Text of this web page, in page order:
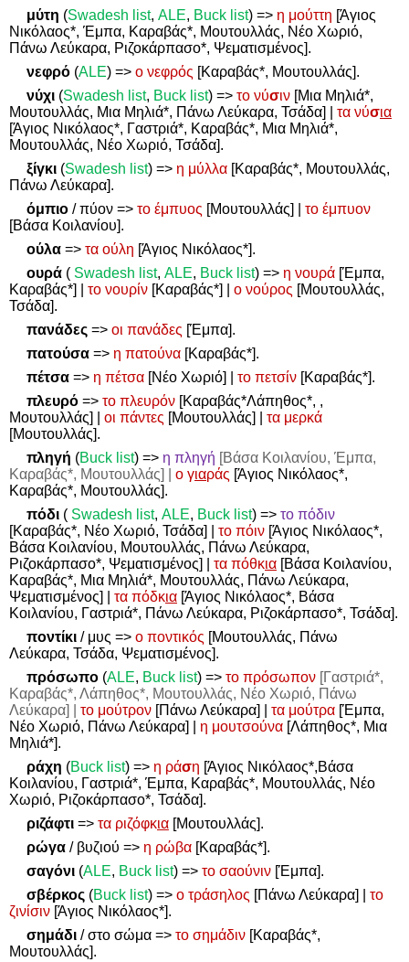
μύτη (Swadesh list, ALE, Buck list)=> η μούττη [Άγιος
Νικόλαος*, Έμπα, Καραβάς*, Μουτουλλάς, Νέο Χωριό,
Πάνω Λεύκαρα, Ριζοκάρπασο*, Ψεματισμένος].
νεφρό(ALE)=> ο νεφρός [Καραβάς*, Μουτουλλάς].
νύχι(Swadesh list, Buck list)=> το νύσιν [Μια Μηλιά*,
Μουτουλλάς, Μια Μηλιά*, Πάνω Λεύκαρα, Τσάδα] | τα νύσια
[Άγιος Νικόλαος*, Γαστριά*, Καραβάς*, Μια Μηλιά*,
Μουτουλλάς, Νέο Χωριό, Τσάδα].
ξίγκι(Swadesh list)=> η μύλλα [Καραβάς*, Μουτουλλάς,
Πάνω Λεύκαρα].
όμπιο/ πύον=> το έμπυος [Μουτουλλάς] | το έμπυον
[Βάσα Κοιλανίου].
ούλα=> τα ούλη [Άγιος Νικόλαος*].
ουρά( Swadesh list, ALE, Buck list)=> η νουρά[Έμπα,
Καραβάς*] | το νουρίν [Καραβάς*] | ο νούρος [Μουτουλλάς,
Τσάδα].
πανάδες=> οι πανάδες [Έμπα].
πατούσα=> η πατούνα[Καραβάς*].
πέτσα=> η πέτσα[Νέο Χωριό] | το πετσίν[Καραβάς*].
πλευρό=> το πλευρόν[Καραβάς*Λάπηθος*, ,
Μουτουλλάς] | οι πάντες [Μουτουλλάς] |
τα μερκά
[Μουτουλλάς].
πληγή (Buck list)=> η πληγή [Βάσα Κοιλανίου, Έμπα,
Καραβάς*, Μουτουλλάς] | ο γιαράς [Άγιος Νικόλαος*,
Καραβάς*, Μουτουλλάς].
πόδι( Swadesh list, ALE, Buck list)=> το πόδιν
[Καραβάς*, Νέο Χωριό, Τσάδα] | το πόιν [Άγιος Νικόλαος*,
Βάσα Κοιλανίου, Μουτουλλάς, Πάνω Λεύκαρα,
Ριζοκάρπασο*, Ψεματισμένος] | τα πόθκια [Βάσα Κοιλανίου,
Καραβάς*, Μια Μηλιά*, Μουτουλλάς, Πάνω Λεύκαρα,
Ψεματισμένος] | τα πόδκια [Άγιος Νικόλαος*, Βάσα
Κοιλανίου, Γαστριά*, Πάνω Λεύκαρα, Ριζοκάρπασο*, Τσάδα].
ποντίκι/ μυς => ο ποντικός [Μουτουλλάς, Πάνω
Λεύκαρα, Τσάδα, Ψεματισμένος].
πρόσωπο(ALE, Buck list)=> το πρόσωπον[Γαστριά*,
Καραβάς*, Λάπηθος*, Μουτουλλάς, Νέο Χωριό, Πάνω
Λεύκαρα] | το μούτρον [Πάνω Λεύκαρα] | τα μούτρα [Έμπα,
Νέο Χωριό, Πάνω Λεύκαρα] |
η μουτσούνα [Λάπηθος*, Μια
Μηλιά*].
ράχη (Buck list)=> η ράση [Άγιος Νικόλαος*,Βάσα
Κοιλανίου, Γαστριά*, Έμπα, Καραβάς*, Μουτουλλάς, Νέο
Χωριό, Ριζοκάρπασο*, Τσάδα].
ριζάφτι=> τα ριζόφκια [Μουτουλλάς].
ρώγα/ βυζιού => η ρώβα [Καραβάς*].
σαγόνι(ALE, Buck list)=> το σαούνιν[Έμπα].
σβέρκος(Buck list)=> ο τράσηλος [Πάνω Λεύκαρα] |
το
ζινίσιν [Άγιος Νικόλαος*].
σημάδι/ στο σώμα=> το σημάδιν[Καραβάς*,
Μουτουλλάς].